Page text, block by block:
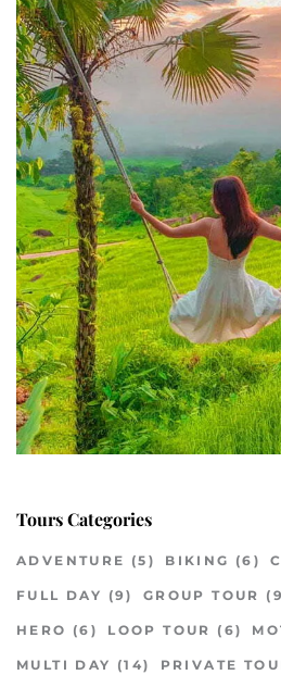
Tours Categories
ADVENTURE (5) BIKING (6)
FULL DAY (9) GROUP TOUR
HERO (6) LOOP TOUR (6)
MULTI DAY (14) PRIVATE